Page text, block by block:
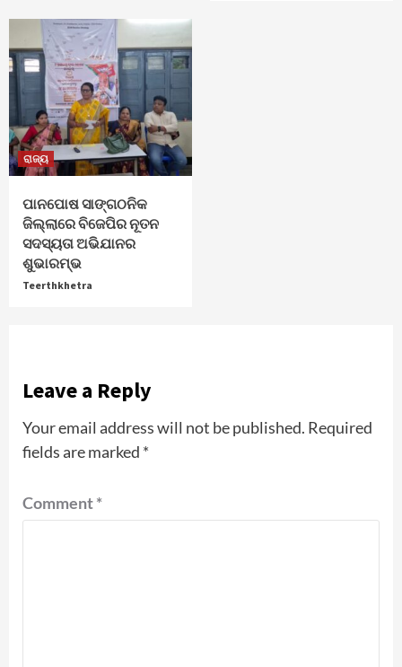
ରାଜ୍ୟ
ପାନପୋଷ ସାଙ୍ଗଠନିକ
ଜିଲ୍ଲାରେ ବିଜେପିର ନୂତନ
ସଦସ୍ୟତା ଅଭିଯାନର
ଶୁଭାରମ୍ଭ
Teerthkhetra
Leave a Reply
Your email address will not be published. Required
fields are marked *
Comment*